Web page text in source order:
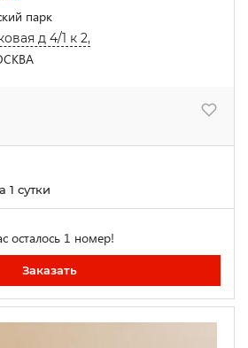
парк
д 4/1 к 2,
1 сутки
осталось 1 номер!
Заказать